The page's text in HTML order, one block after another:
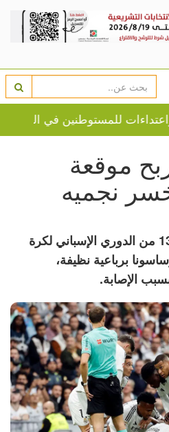
للمستوطنين في الضفة
موقعة
نجميه
ضمن منافسات الجولة الـ13 من الدوري الإسباني لكرة
برباعية نظيفة،
الإصابة.